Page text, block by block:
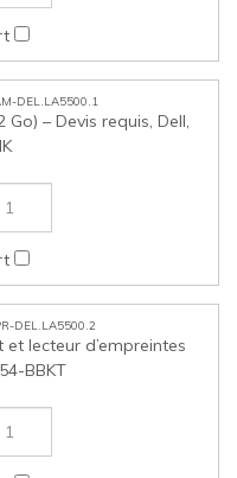
lecteur d’empreintes
BBKT
DEL.LA5500.3
Go), Dell, 370-BCMN